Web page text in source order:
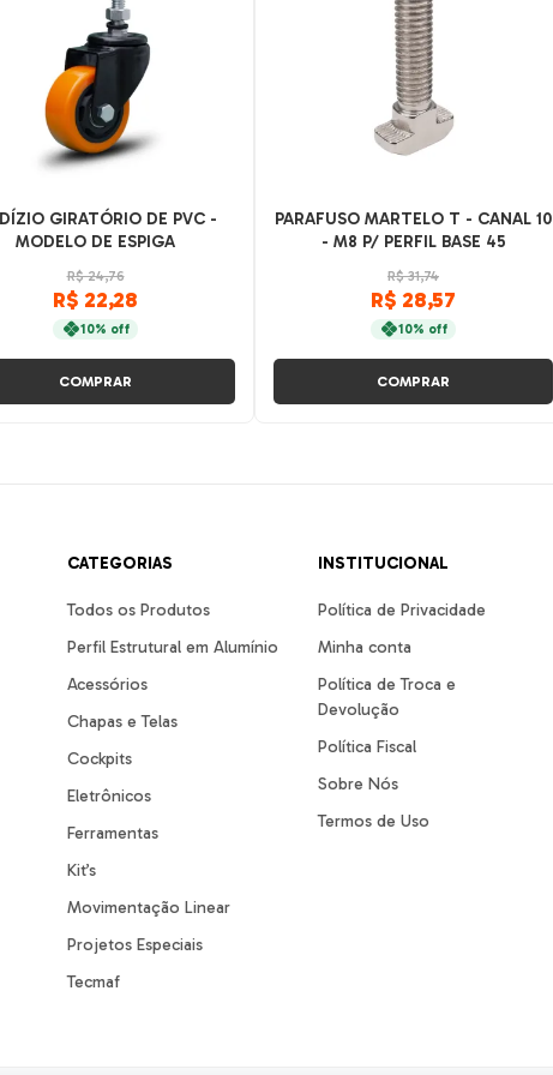
GIRATÓRIO DE PVC -
MODELO DE ESPIGA
R$ 24,76
R$ 22,28
10% off
COMPRAR
PARAFUSO MARTELO T - CANAL 10
- M8 P/ PERFIL BASE 45
R$ 31,74
R$ 28,57
10% off
COMPRAR
CATEGORIAS
Todos os Produtos
Perfil Estrutural em Alumínio
Acessórios
Chapas e Telas
Cockpits
Eletrônicos
Ferramentas
Kit’s
Movimentação Linear
Projetos Especiais
Tecmaf
INSTITUCIONAL
Política de Privacidade
Minha conta
Política de Troca e
Devolução
Política Fiscal
Sobre Nós
Termos de Uso